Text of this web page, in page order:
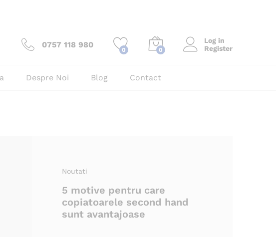
0757 118 980
0 0
Log in
Register
Despre Noi Blog Contact
Noutati
5 motive pentru care
copiatoarele second hand
sunt avantajoase